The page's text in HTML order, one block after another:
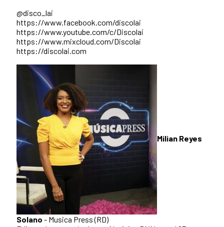
@disco_lai
https://www.facebook.com/discolai
https://www.youtube.com/c/Discolai
https://www.mixcloud.com/Discolai
https://discolai.com
Milian Reyes
Solano - Musica Press (RD)